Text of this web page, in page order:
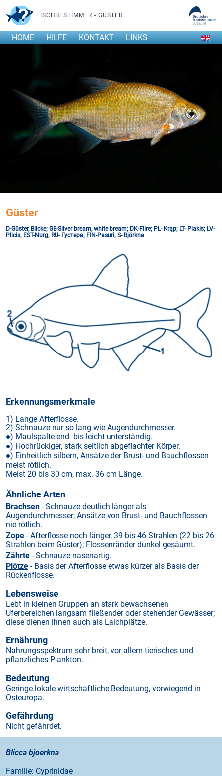
FISCHBESTIMMER - GÜSTER
HOME HILFE KONTAKT LINKS
Güster
D-Güster, Blicke; GB-Silver bream, white bream; DK-Flire; PL- Krąp; LT- Plakis; LV-
Plicis; EST-Nurg; RU- Густера; FIN-Pasuri; S- Björkna
Erkennungsmerkmale
1) Lange Afterflosse.
2) Schnauze nur so lang wie Augendurchmesser.
●) Maulspalte end- bis leicht unterständig.
●) Hochrückiger, stark seitlich abgeflachter Körper.
●) Einheitlich silbern, Ansätze der Brust- und Bauchflossen
meist rötlich.
Meist 20 bis 30 cm, max. 36 cm Länge.
Ähnliche Arten
Brachsen - Schnauze deutlich länger als
Augendurchmesser; Ansätze von Brust- und Bauchflossen
nie rötlich.
Zope - Afterflosse noch länger, 39 bis 46 Strahlen (22 bis 26
Strahlen beim Güster); Flossenränder dunkel gesäumt.
Zährte - Schnauze nasenartig.
Plötze - Basis der Afterflosse etwas kürzer als Basis der
Rückenflosse.
Lebensweise
Lebt in kleinen Gruppen an stark bewachsenen
Uferbereichen langsam fließender oder stehender Gewässer;
diese dienen ihnen auch als Laichplätze.
Ernährung
Nahrungsspektrum sehr breit, vor allem tierisches und
pflanzliches Plankton.
Bedeutung
Geringe lokale wirtschaftliche Bedeutung, vorwiegend in
Osteuropa.
Gefährdung
Nicht gefährdet.
Blicca bjoerkna
Familie: Cyprinidae